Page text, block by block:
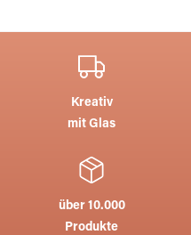
Kreativ
mit Glas
über 10.000
Produkte